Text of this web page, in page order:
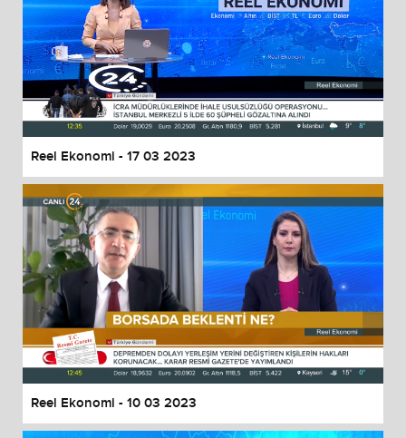
Reel Ekonomi - 17 03 2023
Reel Ekonomi - 10 03 2023